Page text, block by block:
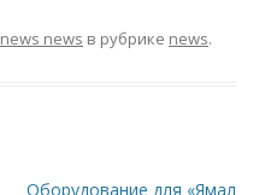
news news в рубрике news.
Оборудование для «Ямал